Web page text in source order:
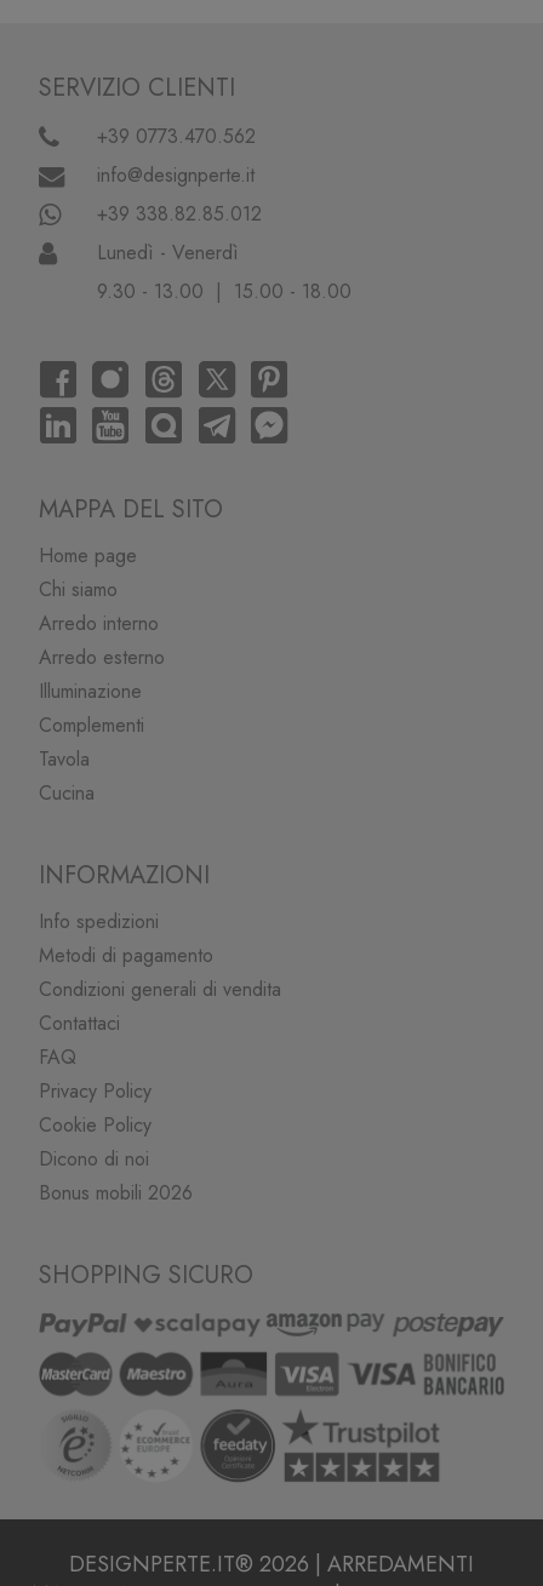
SERVIZIO CLIENTI
+39 0773.470.562
info@designperte.it
+39 338.82.85.012
Lunedì - Venerdì
9.30 - 13.00 | 15.00 - 18.00
MAPPA DEL SITO
Home page
Chi siamo
Arredo interno
Arredo esterno
Illuminazione
Complementi
Tavola
Cucina
INFORMAZIONI
Info spedizioni
Metodi di pagamento
Condizioni generali di vendita
Contattaci
FAQ
Privacy Policy
Cookie Policy
Dicono di noi
Bonus mobili 2026
SHOPPING SICURO
DESIGNPERTE.IT® 2026 | ARREDAMENTI